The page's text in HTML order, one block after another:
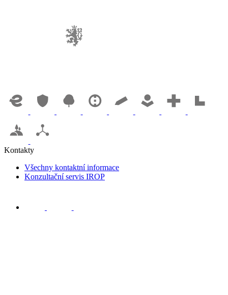
Kontakty
Všechny kontaktní informace
Konzultační servis IROP